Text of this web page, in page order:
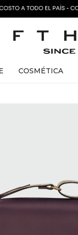
COSMÉTICA